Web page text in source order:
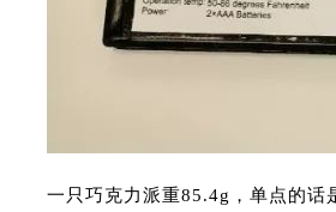
一只巧克力派重85.4g，单点的话